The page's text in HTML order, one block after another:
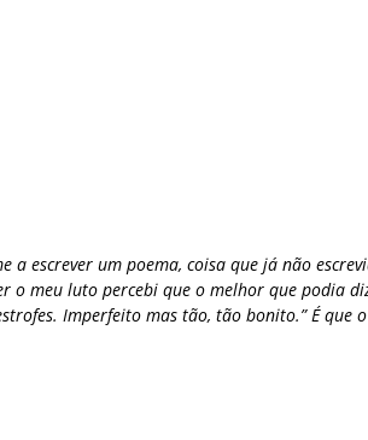
a escrever um poema, coisa que já não
o meu luto percebi que o melhor que podia
Imperfeito mas tão, tão bonito.” É que